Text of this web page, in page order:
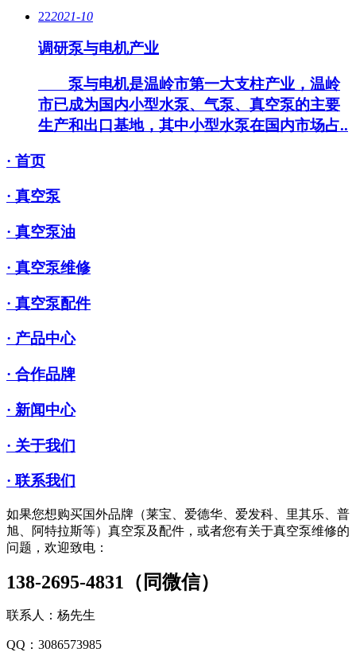
222021-10
调研泵与电机产业
泵与电机是温岭市第一大支柱产业，温岭
市已成为国内小型水泵、气泵、真空泵的主要
生产和出口基地，其中小型水泵在国内市场占..
· 首页
· 真空泵
· 真空泵油
· 真空泵维修
· 真空泵配件
· 产品中心
· 合作品牌
· 新闻中心
· 关于我们
· 联系我们
如果您想购买国外品牌（莱宝、爱德华、爱发科、里其乐、普
旭、阿特拉斯等）真空泵及配件，或者您有关于真空泵维修的
问题，欢迎致电：
138-2695-4831（同微信）
联系人：杨先生
QQ：3086573985